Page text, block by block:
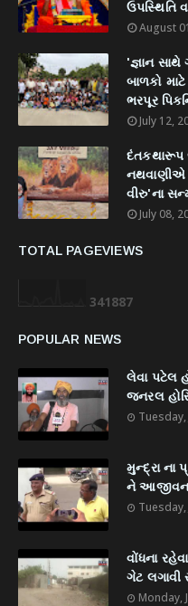
ઉપસ્થિતિ
August
'જ્ઞાન
બાળકો
ભરપૂર
July 12,
દંતકથારૂપ
નથવાણીએ
વીરુ'ના
July 08,
TOTAL PAGEVIEWS
341887
POPULAR NEWS
લેવા પટેલ
જનરલ
Tuesday,
મુન્દ્રા ના
ને આજીવન
Tuesday,
વોંધના
ગેટ લગાવી
Monday,